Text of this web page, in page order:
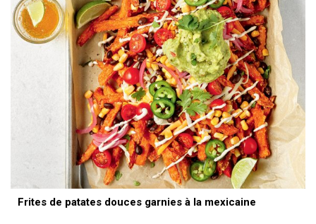
Frites de patates douces garnies à la mexicaine